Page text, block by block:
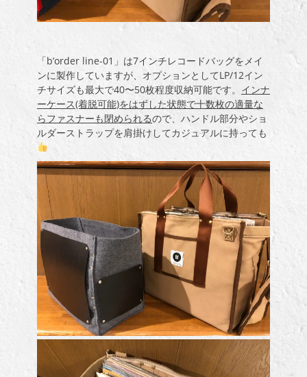
「b’order line-01」は7インチレコードバッグをメイ
ンに製作していますが、オプションとしてLP/12イン
チサイズも最大で40〜50枚程度収納可能です。 インナ
ーケース(着脱可能)をはずした状態で十数枚の適量な
らファスナーも閉められるので、ハンドル部分やショ
ルダーストラップを肩掛けしてカジュアルに持っても